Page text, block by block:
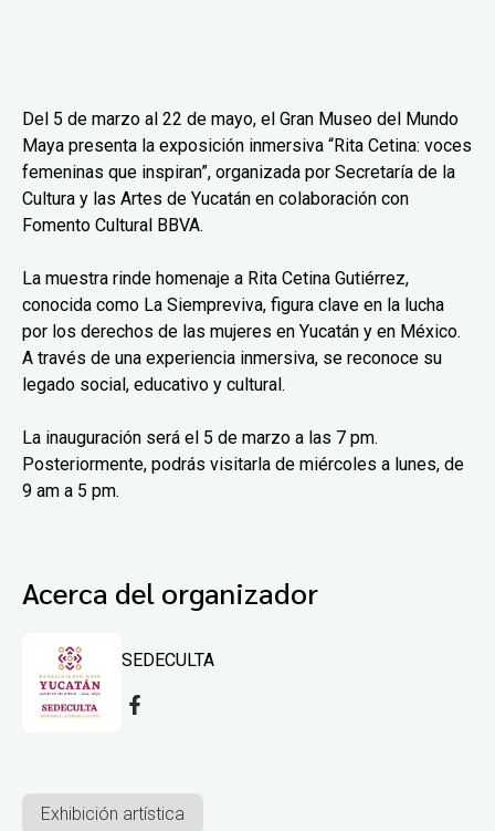
Del 5 de marzo al 22 de mayo, el Gran Museo del Mundo
Maya presenta la exposición inmersiva “Rita Cetina: voces
femeninas que inspiran”, organizada por Secretaría de la
Cultura y las Artes de Yucatán en colaboración con
Fomento Cultural BBVA.
La muestra rinde homenaje a Rita Cetina Gutiérrez,
conocida como La Siempreviva, figura clave en la lucha
por los derechos de las mujeres en Yucatán y en México.
A través de una experiencia inmersiva, se reconoce su
legado social, educativo y cultural.
La inauguración será el 5 de marzo a las 7 pm.
Posteriormente, podrás visitarla de miércoles a lunes, de
9 am a 5 pm.
Acerca del organizador
SEDECULTA
Exhibición artística